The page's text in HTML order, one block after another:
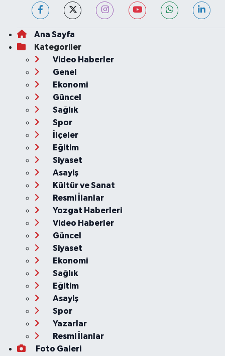
Ana Sayfa
Kategoriler
Video Haberler
Genel
Ekonomi
Güncel
Sağlık
Spor
İlçeler
Eğitim
Siyaset
Asayiş
Kültür ve Sanat
Resmi İlanlar
Yozgat Haberleri
Video Haberler
Güncel
Siyaset
Ekonomi
Sağlık
Eğitim
Asayiş
Spor
Yazarlar
Resmi İlanlar
Foto Galeri